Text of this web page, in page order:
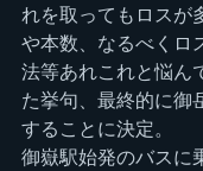
れを取ってもロスが
や本数、なるべくロ
法等あれこれと悩ん
た挙句、最終的に御
することに決定。
御嶽駅始発のバスに